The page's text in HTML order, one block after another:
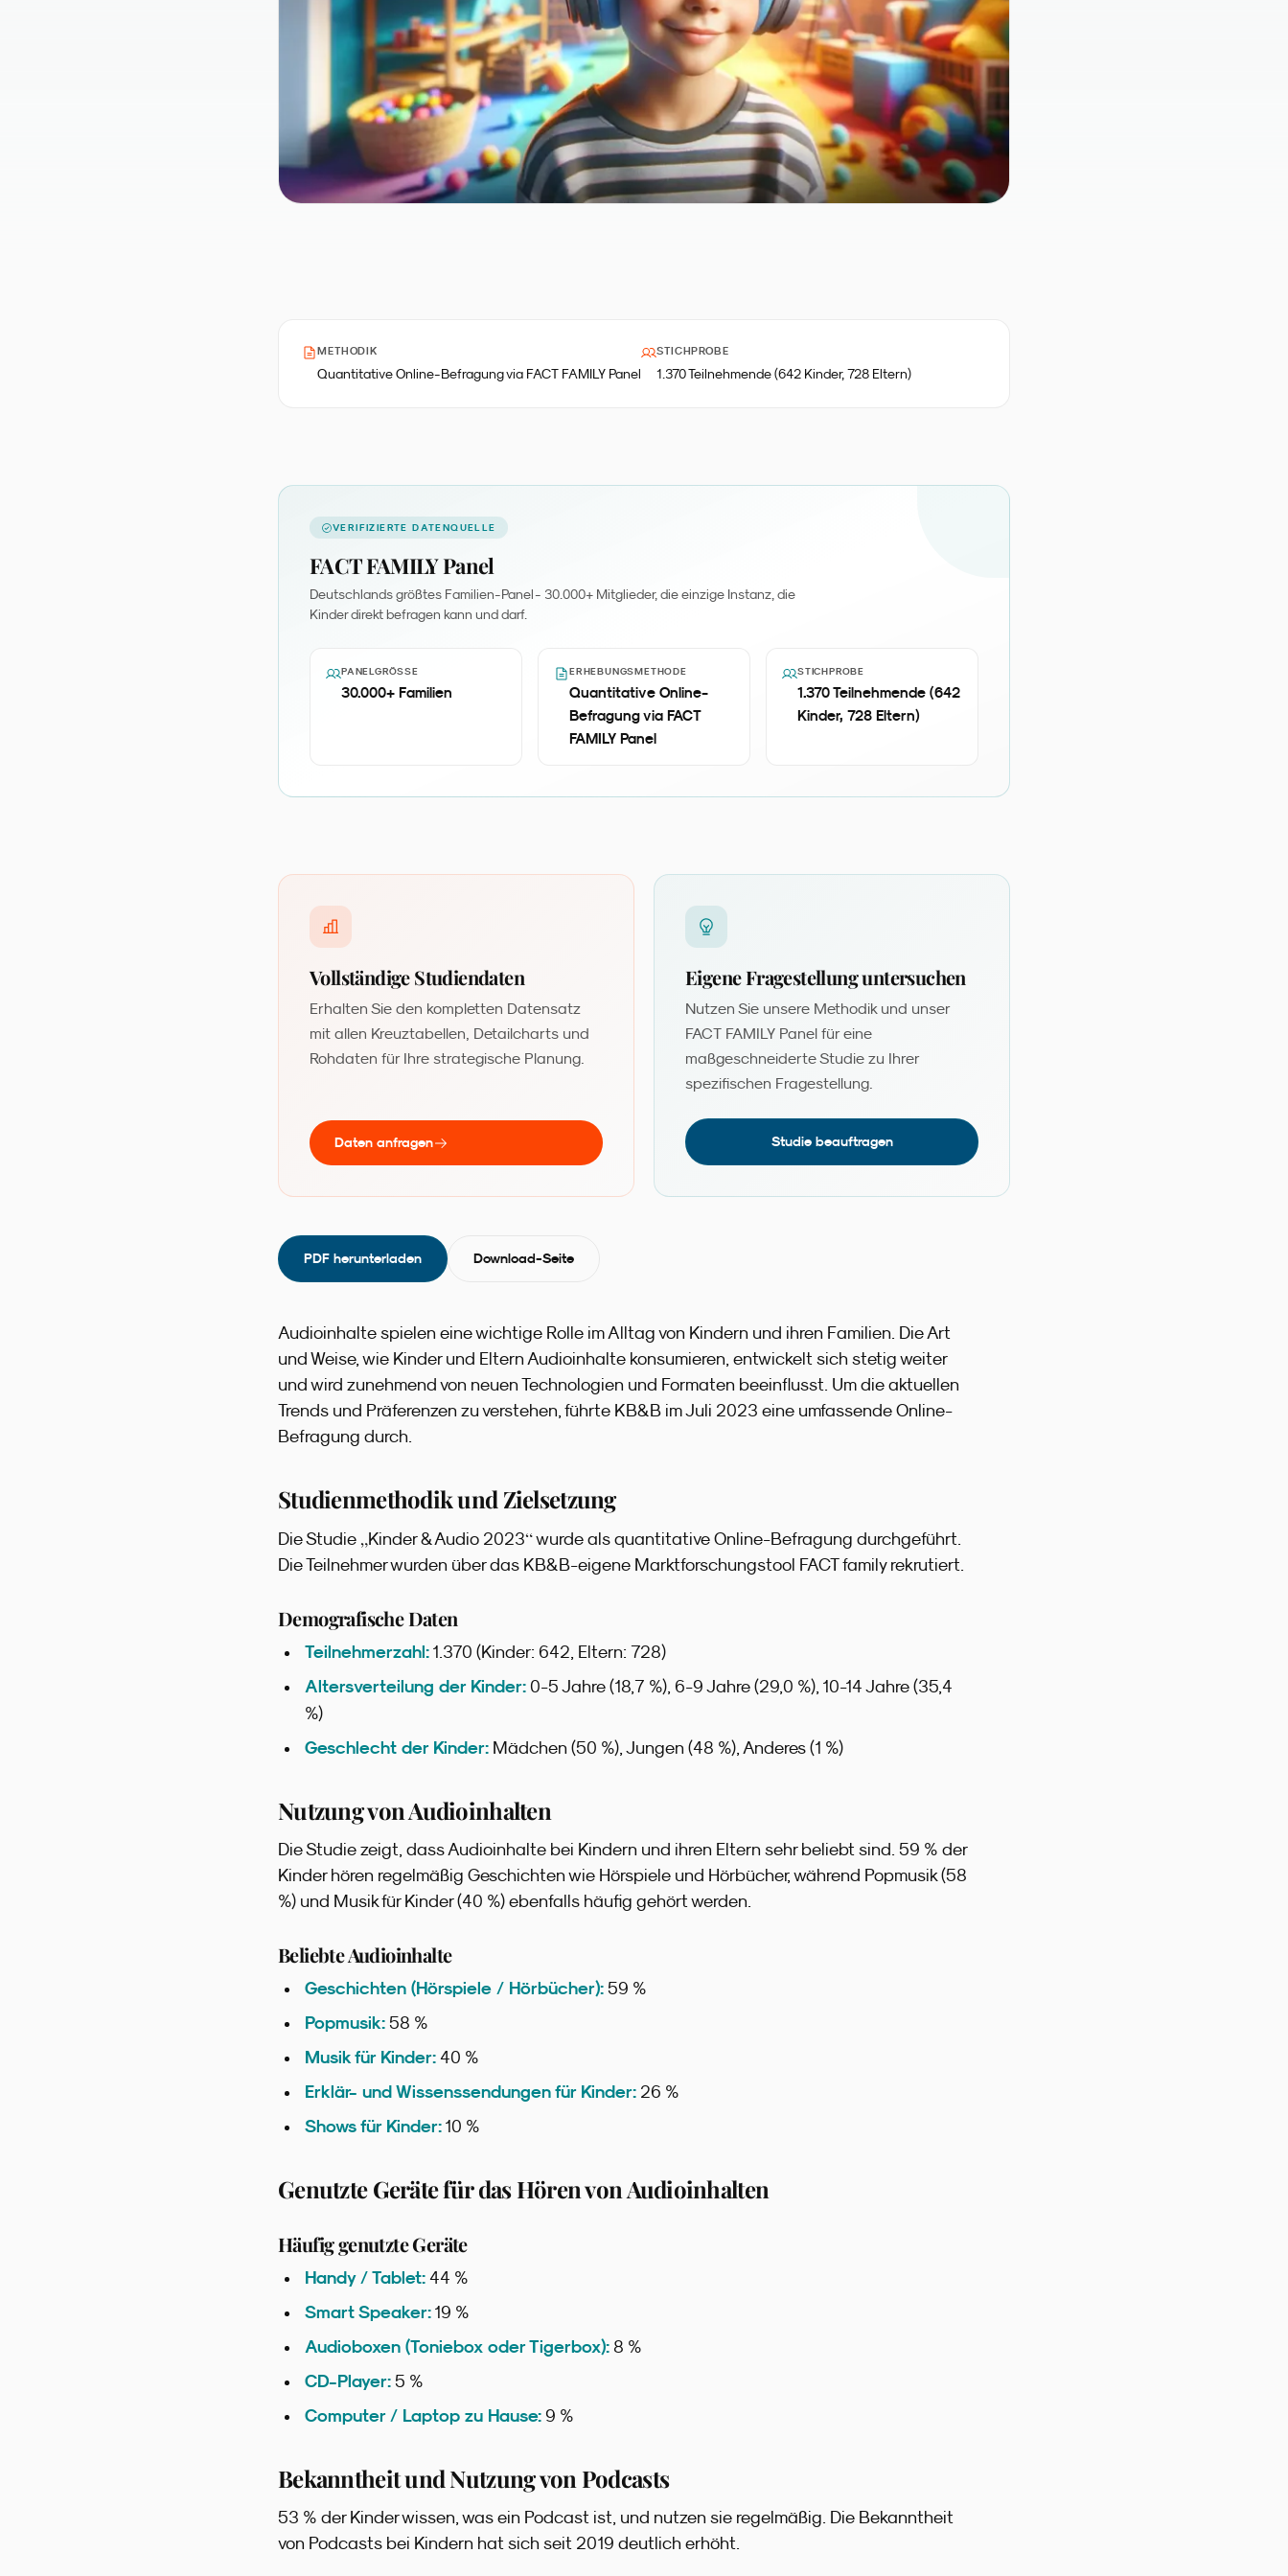
METHODIK
Quantitative Online-Befragung via FACT FAMILY Panel
STICHPROBE
1.370 Teilnehmende (642 Kinder, 728 Eltern)
VERIFIZIERTE DATENQUELLE
FACT FAMILY Panel
Deutschlands größtes Familien-Panel - 30.000+ Mitglieder, die einzige Instanz, die
Kinder direkt befragen kann und darf.
PANELGRÖSSE
30.000+ Familien
ERHEBUNGSMETHODE
Quantitative Online-
Befragung via FACT
FAMILY Panel
STICHPROBE
1.370 Teilnehmende (642
Kinder, 728 Eltern)
Vollständige Studiendaten
Erhalten Sie den kompletten Datensatz
mit allen Kreuztabellen, Detailcharts und
Rohdaten für Ihre strategische Planung.
Daten anfragen
Eigene Fragestellung untersuchen
Nutzen Sie unsere Methodik und unser
FACT FAMILY Panel für eine
maßgeschneiderte Studie zu Ihrer
spezifischen Fragestellung.
Studie beauftragen
PDF herunterladen Download-Seite
Audioinhalte spielen eine wichtige Rolle im Alltag von Kindern und ihren Familien. Die Art
und Weise, wie Kinder und Eltern Audioinhalte konsumieren, entwickelt sich stetig weiter
und wird zunehmend von neuen Technologien und Formaten beeinflusst. Um die aktuellen
Trends und Präferenzen zu verstehen, führte KB&B im Juli 2023 eine umfassende Online-
Befragung durch.
Studienmethodik und Zielsetzung
Die Studie „Kinder & Audio 2023“wurde als quantitative Online-Befragung durchgeführt.
Die Teilnehmer wurden über das KB&B-eigene Marktforschungstool FACT family rekrutiert.
Demografische Daten
Teilnehmerzahl: 1.370 (Kinder: 642, Eltern: 728)
Altersverteilung der Kinder: 0-5 Jahre (18,7 %), 6-9 Jahre (29,0 %), 10-14 Jahre (35,4
%)
Geschlecht der Kinder: Mädchen (50 %), Jungen (48 %), Anderes (1 %)
Nutzung von Audioinhalten
Die Studie zeigt, dass Audioinhalte bei Kindern und ihren Eltern sehr beliebt sind. 59 % der
Kinder hören regelmäßig Geschichten wie Hörspiele und Hörbücher, während Popmusik (58
%) und Musik für Kinder (40 %) ebenfalls häufig gehört werden.
Beliebte Audioinhalte
Geschichten (Hörspiele / Hörbücher): 59 %
Popmusik: 58 %
Musik für Kinder: 40 %
Erklär- und Wissenssendungen für Kinder: 26 %
Shows für Kinder: 10 %
Genutzte Geräte für das Hören von Audioinhalten
Häufig genutzte Geräte
Handy / Tablet: 44 %
Smart Speaker: 19 %
Audioboxen (Toniebox oder Tigerbox): 8 %
CD-Player: 5 %
Computer / Laptop zu Hause: 9 %
Bekanntheit und Nutzung von Podcasts
53 % der Kinder wissen, was ein Podcast ist, und nutzen sie regelmäßig. Die Bekanntheit
von Podcasts bei Kindern hat sich seit 2019 deutlich erhöht.